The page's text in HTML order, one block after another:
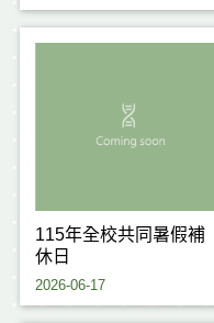
115年全校共同暑假補
休日
2026-06-17